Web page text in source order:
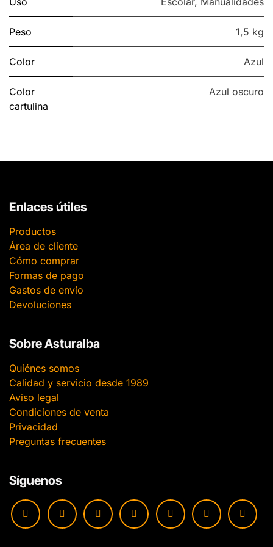
Peso 1,5 kg
Color Azul
Color
cartulina
Azul oscuro
Enlaces útiles
Productos
Área de cliente
Cómo comprar
Formas de pago
Gastos de envío
Devoluciones
Sobre Asturalba
Quiénes somos
Calidad y servicio desde 1989
Aviso legal
Condiciones de venta
Privacidad
Preguntas frecuentes
Síguenos